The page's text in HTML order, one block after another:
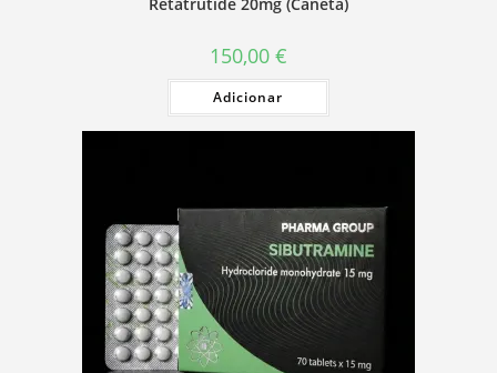
Retatrutide 20mg (Caneta)
150,00 €
Adicionar